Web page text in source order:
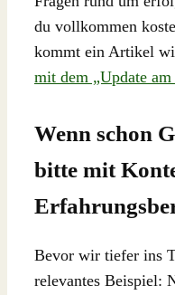
du vollkommen
kommt ein Artikel
mit dem „Update
Wenn schon
bitte mit
Bevor wir tiefer ins
relevantes Beispiel: